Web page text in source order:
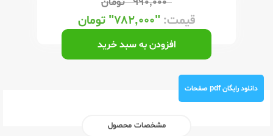
قیمت:"۷۸۲,۰۰۰" تومان
افزودن به سبد خرید
دانلود رایگان pdf صفحات
مشخصات محصول